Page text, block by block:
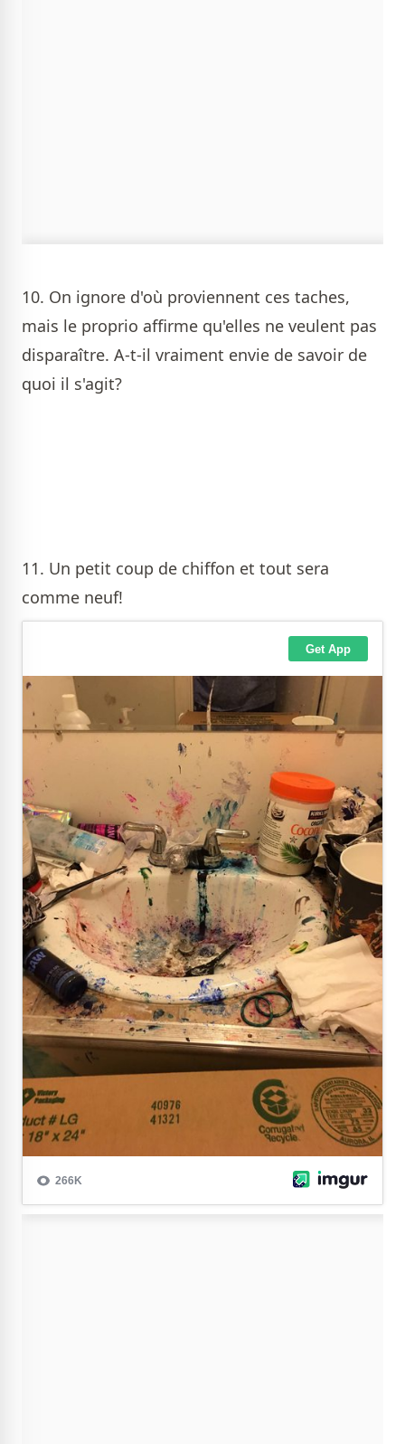
10. On ignore d'où proviennent ces taches,
mais le proprio affirme qu'elles ne veulent pas
disparaître. A-t-il vraiment envie de savoir de
quoi il s'agit?
11. Un petit coup de chiffon et tout sera
comme neuf!